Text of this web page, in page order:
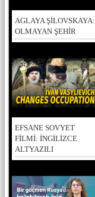
AGLAYA ŞİLOVSKAYA:
OLMAYAN ŞEHİR
EFSANE SOVYET
FİLMİ: İNGİLİZCE
ALTYAZILI